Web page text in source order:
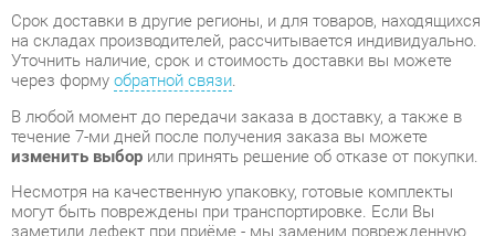
В любой момент до передачи заказа в доставку, а также в
течение 7-ми дней после получения заказа вы можете
изменить выборили принять решение об отказе от покупки.
Несмотря на качественную упаковку, готовые комплекты
могут быть повреждены при транспортировке. Если Вы
заметили дефект при приёме - мы заменим поврежденную
деталь.Повторная доставкатовара -бесплатна.
На всю мебель категории Готовые комплекты
распространяетсягарантия 1 год, а на некоторые модели – 2
года с момента приобретения.